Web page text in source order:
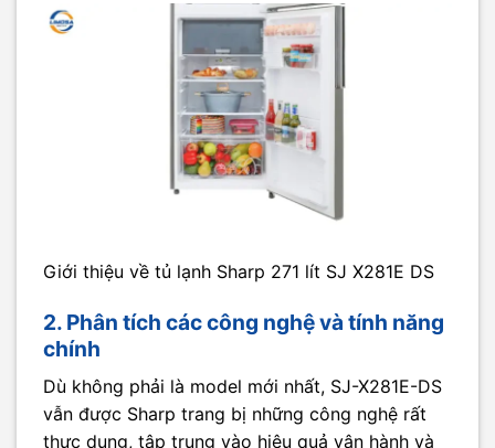
Giới thiệu về tủ lạnh Sharp 271 lít SJ X281E DS
2. Phân tích các công nghệ và tính năng
chính
Dù không phải là model mới nhất, SJ-X281E-DS
vẫn được Sharp trang bị những công nghệ rất
thực dụng, tập trung vào hiệu quả vận hành và